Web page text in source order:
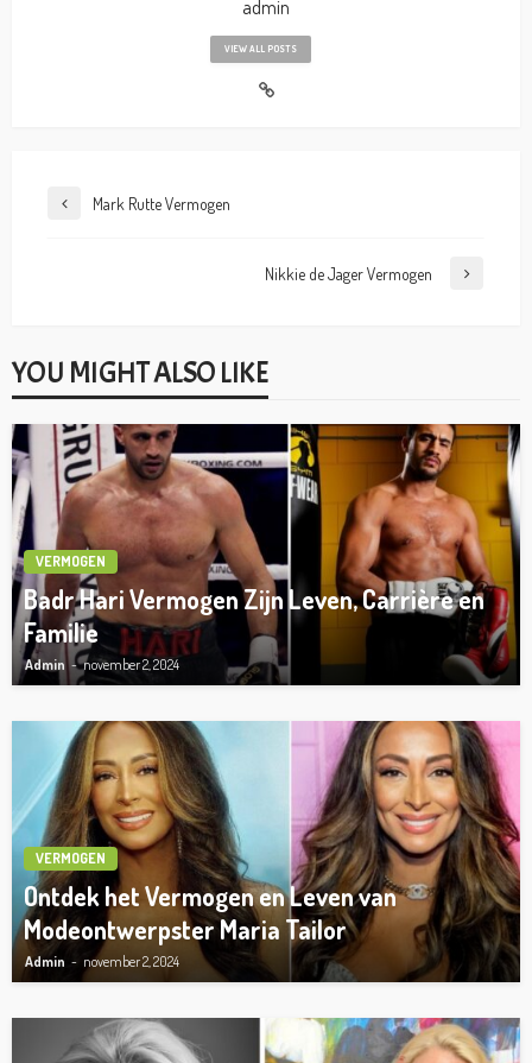
admin
VIEW ALL POSTS
Mark Rutte Vermogen
Nikkie de Jager Vermogen
YOU MIGHT ALSO LIKE
VERMOGEN
Badr Hari Vermogen Zijn Leven, Carrière en
Familie
Admin november 2, 2024
VERMOGEN
Ontdek het Vermogen en Leven van
Modeontwerpster Maria Tailor
Admin november 2, 2024